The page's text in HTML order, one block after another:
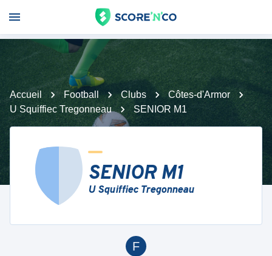
Accueil Football Clubs
Côtes-d'Armor
U Squiffiec Tregonneau
SENIOR M1
SENIOR M1
U Squiffiec Tregonneau
F